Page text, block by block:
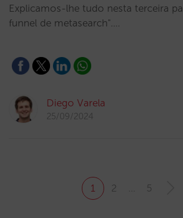
Explicamos-lhe tudo nesta terceira
funnel de metasearch".…
Diego Varela
25/09/2024
1 2 5